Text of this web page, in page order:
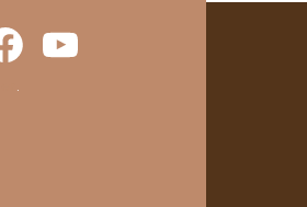
.